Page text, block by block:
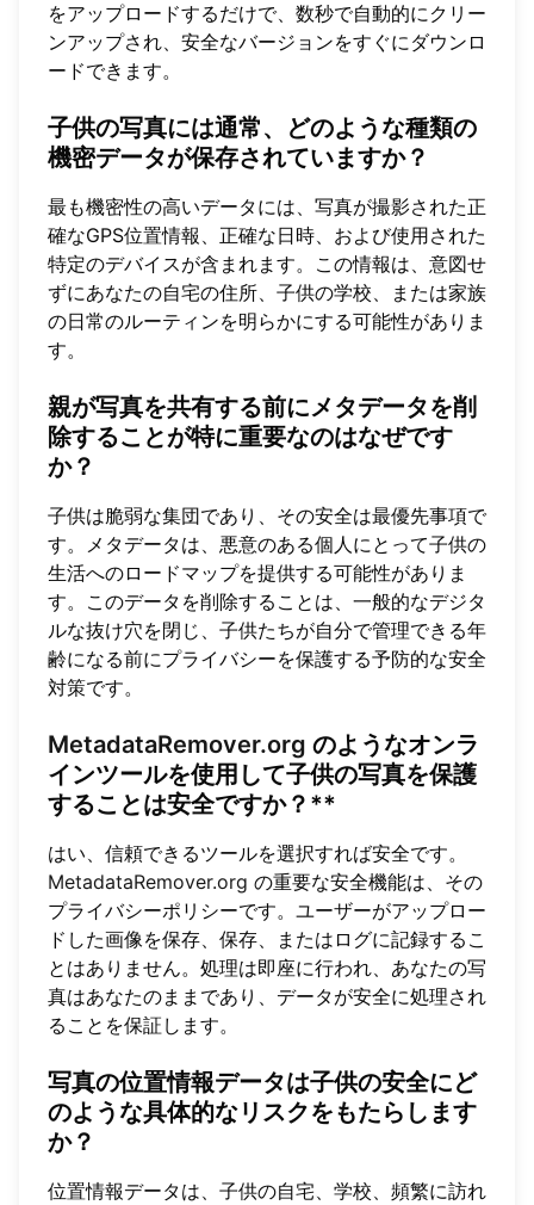
をアップロードするだけで、数秒で自動的にクリー
ンアップされ、安全なバージョンをすぐにダウンロ
ードできます。
子供の写真には通常、どのような種類の
機密データが保存されていますか？
最も機密性の高いデータには、写真が撮影された正
確なGPS位置情報、正確な日時、および使用された
特定のデバイスが含まれます。この情報は、意図せ
ずにあなたの自宅の住所、子供の学校、または家族
の日常のルーティンを明らかにする可能性がありま
す。
親が写真を共有する前にメタデータを削
除することが特に重要なのはなぜです
か？
子供は脆弱な集団であり、その安全は最優先事項で
す。メタデータは、悪意のある個人にとって子供の
生活へのロードマップを提供する可能性がありま
す。このデータを削除することは、一般的なデジタ
ルな抜け穴を閉じ、子供たちが自分で管理できる年
齢になる前にプライバシーを保護する予防的な安全
対策です。
MetadataRemover.org のようなオンラ
インツールを使用して子供の写真を保護
することは安全ですか？**
はい、信頼できるツールを選択すれば安全です。
MetadataRemover.org の重要な安全機能は、その
プライバシーポリシーです。ユーザーがアップロー
ドした画像を保存、保存、またはログに記録するこ
とはありません。処理は即座に行われ、あなたの写
真はあなたのままであり、データが安全に処理され
ることを保証します。
写真の位置情報データは子供の安全にど
のような具体的なリスクをもたらします
か？
位置情報データは、子供の自宅、学校、頻繁に訪れ